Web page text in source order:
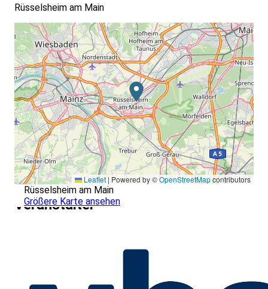
Rüsselsheim am Main
Leaflet | Powered by ©OpenStreetMapcontributors
Rüsselsheim am Main
Größere Karte ansehen
Veranstalter